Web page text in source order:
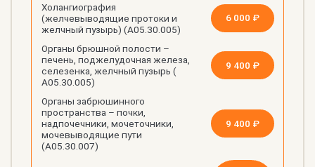
Холангиография
(желчевыводящие протоки и
желчный пузырь) (А05.30.005)
6 000 ₽
Органы брюшной полости –
печень, поджелудочная железа,
селезенка, желчный пузырь (
А05.30.005)
9 400 ₽
Органы забрюшинного
пространства – почки,
надпочечники, мочеточники,
мочевыводящие пути
(А05.30.007)
9 400 ₽